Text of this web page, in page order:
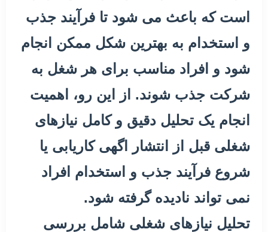
است که باعث می شود تا فرآیند جذب
و استخدام به بهترین شکل ممکن انجام
شود و افراد مناسب برای هر شغل به
شرکت جذب شوند. از این رو، اهمیت
انجام یک تحلیل دقیق و کامل نیازهای
شغلی قبل از انتشار اگهی کاریابی یا
شروع فرآیند جذب و استخدام افراد
نمی تواند نادیده گرفته شود.
تحلیل نیازهای شغلی شامل بررسی